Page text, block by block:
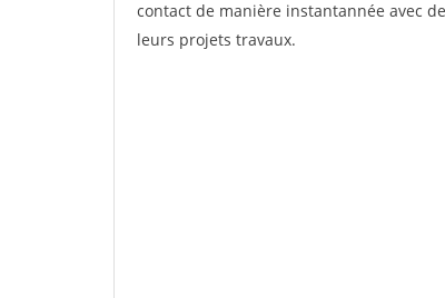
contact de manière instantannée avec
leurs projets travaux.